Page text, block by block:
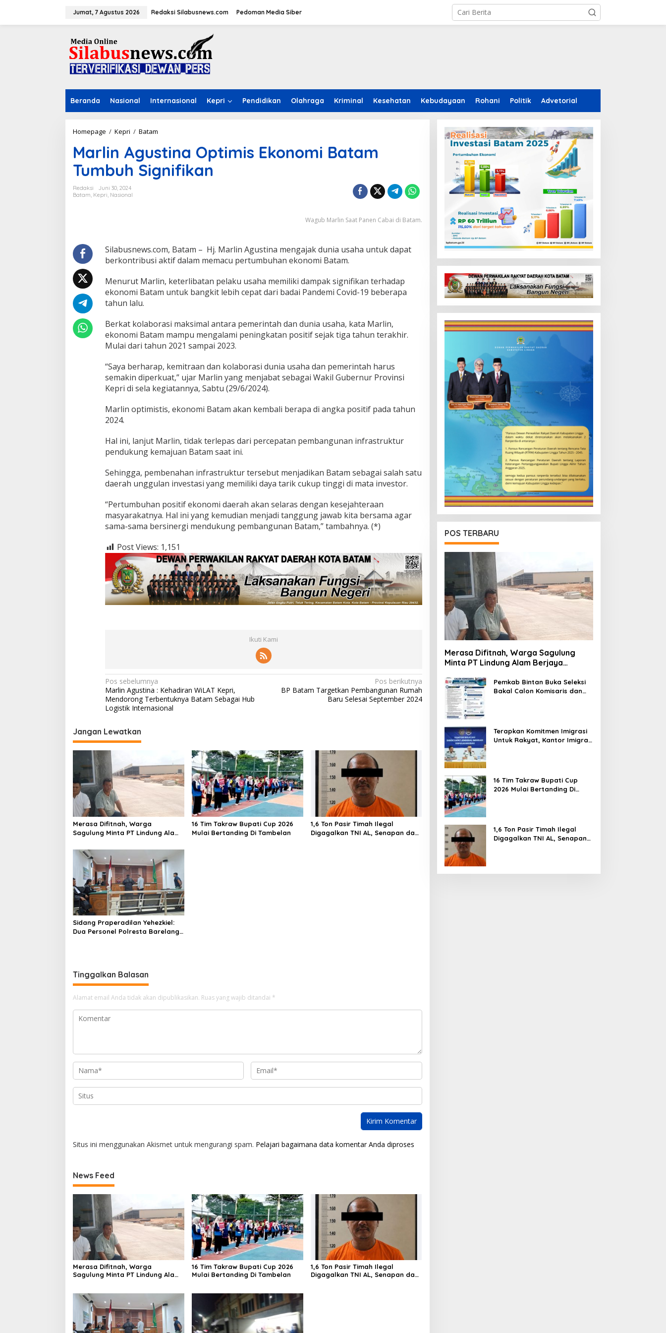
Jumat, 7 Agustus 2026 Redaksi Silabusnews.com Pedoman Media Siber
Beranda Nasional Internasional Kepri Pendidikan Olahraga Kriminal Kesehatan Kebudayaan Rohani Politik Advetorial
Homepage / Kepri / Batam
r
l
i
n
a
p
i
m
k
o
n
m
i
B
a
a
m
b
h
S
i
n
i
f
a
n
Marlin Agustina Optimis Ekonomi Batam
Tumbuh Signifikan
Redaksi
Juni 30, 2024
Batam, Kepri, Nasional
Wagub Marlin Saat Panen Cabai di Batam.
Silabusnews.com, Batam – Hj. Marlin Agustina mengajak dunia usaha untuk dapat
berkontribusi aktif dalam memacu pertumbuhan ekonomi Batam.
Menurut Marlin, keterlibatan pelaku usaha memiliki dampak signifikan terhadap
ekonomi Batam untuk bangkit lebih cepat dari badai Pandemi Covid-19 beberapa
tahun lalu.
Berkat kolaborasi maksimal antara pemerintah dan dunia usaha, kata Marlin,
ekonomi Batam mampu mengalami peningkatan positif sejak tiga tahun terakhir.
Mulai dari tahun 2021 sampai 2023.
“Saya berharap, kemitraan dan kolaborasi dunia usaha dan pemerintah harus
semakin diperkuat,” ujar Marlin yang menjabat sebagai Wakil Gubernur Provinsi
Kepri di sela kegiatannya, Sabtu (29/6/2024).
Marlin optimistis, ekonomi Batam akan kembali berapa di angka positif pada tahun
2024.
Hal ini, lanjut Marlin, tidak terlepas dari percepatan pembangunan infrastruktur
pendukung kemajuan Batam saat ini.
Sehingga, pembenahan infrastruktur tersebut menjadikan Batam sebagai salah satu
daerah unggulan investasi yang memiliki daya tarik cukup tinggi di mata investor.
“Pertumbuhan positif ekonomi daerah akan selaras dengan kesejahteraan
masyarakatnya. Hal ini yang kemudian menjadi tanggung jawab kita bersama agar
sama-sama bersinergi mendukung pembangunan Batam,” tambahnya. (*)
Post Views: 1,151
Ikuti Kami
N
a
v
i
g
a
s
i
p
o
s
Pos sebelumnya
Marlin Agustina : Kehadiran WiLAT Kepri,
Mendorong Terbentuknya Batam Sebagai Hub
Logistik Internasional
Pos berikutnya
BP Batam Targetkan Pembangunan Rumah
Baru Selesai September 2024
Jangan Lewatkan
Merasa Difitnah, Warga
Sagulung Minta PT Lindung Alam
Merendahkan Masyarakat
16 Tim Takraw Bupati Cup 2026
Mulai Bertanding Di Tambelan
1,6 Ton Pasir Timah Ilegal
Digagalkan TNI AL, Senapan dan
Sidang Praperadilan Yehezkiel:
Dua Personel Polresta Barelang
Tinggalkan Balasan
Alamat email Anda tidak akan dipublikasikan. Ruas yang wajib ditandai *
Situs ini menggunakan Akismet untuk mengurangi spam. Pelajari bagaimana data komentar Anda diproses
News Feed
Merasa Difitnah, Warga
Sagulung Minta PT Lindung Alam
16 Tim Takraw Bupati Cup 2026
Mulai Bertanding Di Tambelan
1,6 Ton Pasir Timah Ilegal
Digagalkan TNI AL, Senapan dan
POS TERBARU
Merasa Difitnah, Warga Sagulung
Minta PT Lindung Alam Berjaya
MasyarakatPemkab Bintan Buka Seleksi
Bakal Calon Komisaris dan
Terapkan Komitmen Imigrasi
Untuk Rakyat, Kantor Imigrasi
16 Tim Takraw Bupati Cup
2026 Mulai Bertanding Di
1,6 Ton Pasir Timah Ilegal
Digagalkan TNI AL, Senapan